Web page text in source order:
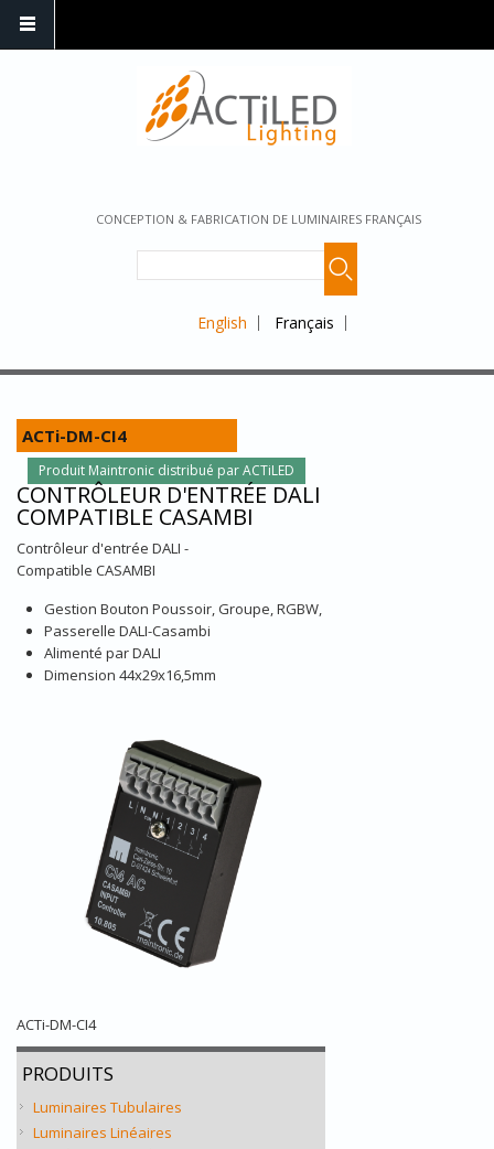
CONCEPTION & FABRICATION DE LUMINAIRES FRANÇAIS
English Français
ACTi-DM-CI4
Produit Maintronic distribué par ACTiLED
CONTRÔLEUR D'ENTRÉE DALI
COMPATIBLE CASAMBI
Contrôleur d'entrée DALI -
Compatible CASAMBI
Gestion Bouton Poussoir, Groupe, RGBW,
Passerelle DALI-Casambi
Alimenté par DALI
Dimension 44x29x16,5mm
ACTi-DM-CI4
PRODUITS
Luminaires Tubulaires
Luminaires Linéaires